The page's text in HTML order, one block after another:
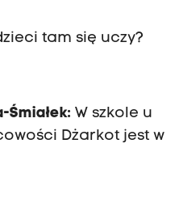
tam się uczy?
Śmiałek: W szkole u
Dżarkot jest w